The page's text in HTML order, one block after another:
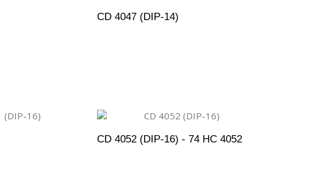
CD 4047 (DIP-14)
CD 4052 (DIP-16) - 74 HC 4052